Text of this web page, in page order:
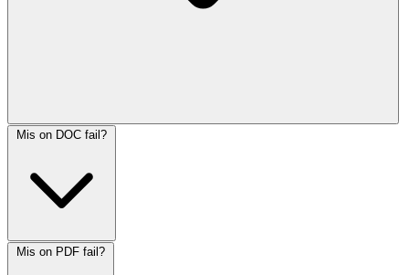
Mis on DOC fail?
Mis on PDF fail?